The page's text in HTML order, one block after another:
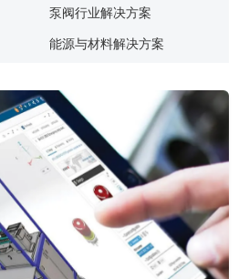
泵阀行业解决方案
能源与材料解决方案